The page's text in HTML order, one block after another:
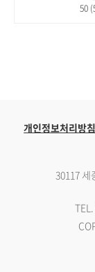
50
개인정보처리방침
30117 세